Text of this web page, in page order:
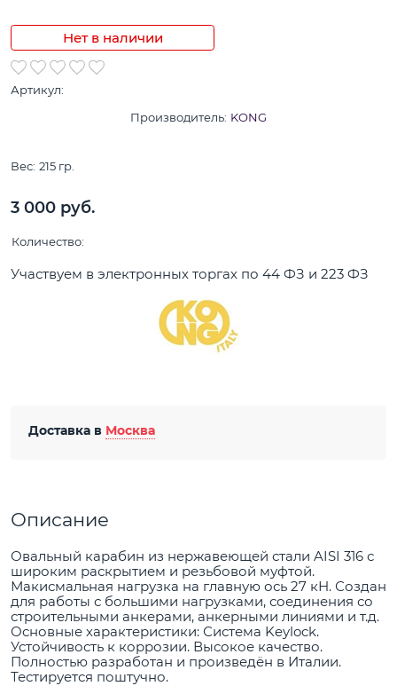
Нет в наличии
Артикул:
Производитель: KONG
Вес: 215 гр.
3 000 руб.
Количество:
Участвуем в электронных торгах по 44 ФЗ и 223 ФЗ
Доставка в Москва
Описание
Овальный карабин из нержавеющей стали AISI 316 с
широким раскрытием и резьбовой муфтой.
Макисмальная нагрузка на главную ось 27 кН. Создан
для работы с большими нагрузками, соединения со
строительными анкерами, анкерными линиями и т.д.
Основные характеристики: Система Keylock.
Устойчивость к коррозии. Высокое качество.
Полностью разработан и произведён в Италии.
Тестируется поштучно.